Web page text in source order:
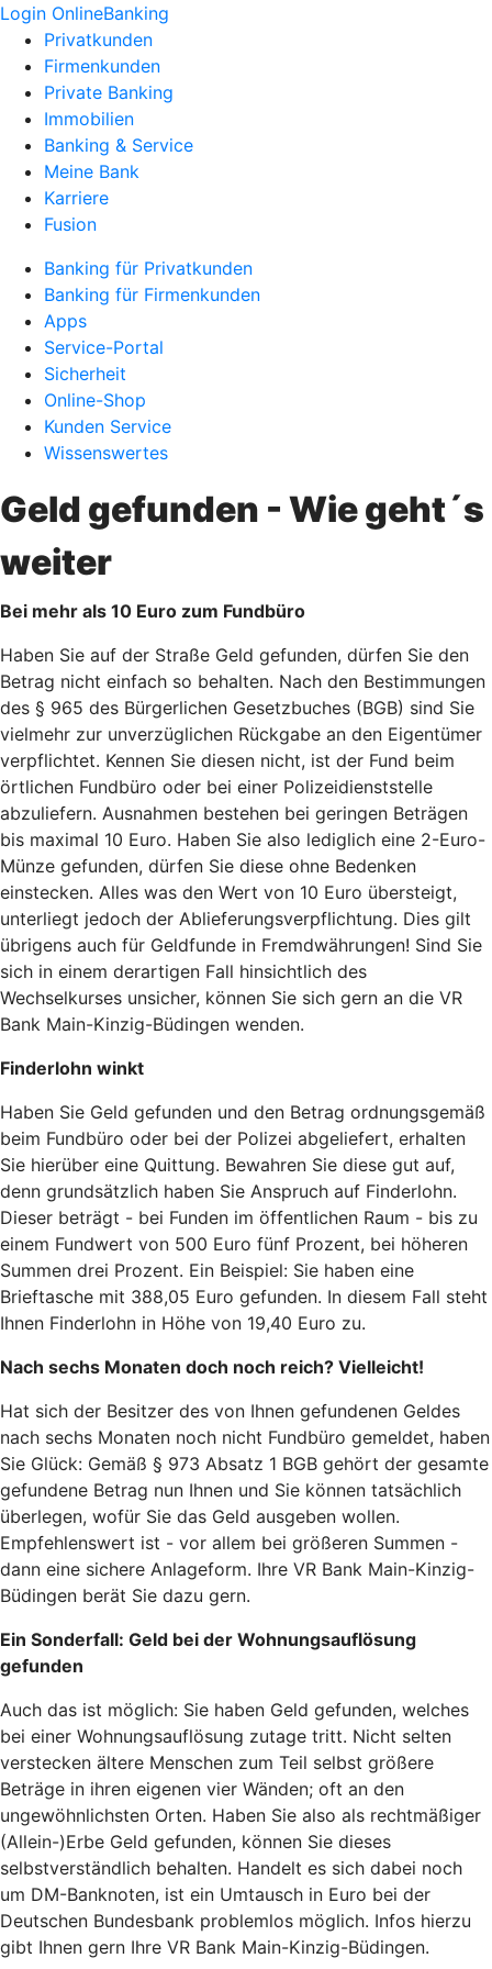
Login OnlineBanking
Privatkunden
Firmenkunden
Private Banking
Immobilien
Banking & Service
Meine Bank
Karriere
Fusion
Banking für Privatkunden
Banking für Firmenkunden
Apps
Service-Portal
Sicherheit
Online-Shop
Kunden Service
Wissenswertes
Geld gefunden - Wie geht´s
weiter
Bei mehr als 10 Euro zum Fundbüro
Haben Sie auf der Straße Geld gefunden, dürfen Sie den
Betrag nicht einfach so behalten. Nach den Bestimmungen
des § 965 des Bürgerlichen Gesetzbuches (BGB) sind Sie
vielmehr zur unverzüglichen Rückgabe an den Eigentümer
verpflichtet. Kennen Sie diesen nicht, ist der Fund beim
örtlichen Fundbüro oder bei einer Polizeidienststelle
abzuliefern. Ausnahmen bestehen bei geringen Beträgen
bis maximal 10 Euro. Haben Sie also lediglich eine 2-Euro-
Münze gefunden, dürfen Sie diese ohne Bedenken
einstecken. Alles was den Wert von 10 Euro übersteigt,
unterliegt jedoch der Ablieferungsverpflichtung. Dies gilt
übrigens auch für Geldfunde in Fremdwährungen! Sind Sie
sich in einem derartigen Fall hinsichtlich des
Wechselkurses unsicher, können Sie sich gern an die VR
Bank Main-Kinzig-Büdingen wenden.
Finderlohn winkt
Haben Sie Geld gefunden und den Betrag ordnungsgemäß
beim Fundbüro oder bei der Polizei abgeliefert, erhalten
Sie hierüber eine Quittung. Bewahren Sie diese gut auf,
denn grundsätzlich haben Sie Anspruch auf Finderlohn.
Dieser beträgt - bei Funden im öffentlichen Raum - bis zu
einem Fundwert von 500 Euro fünf Prozent, bei höheren
Summen drei Prozent. Ein Beispiel: Sie haben eine
Brieftasche mit 388,05 Euro gefunden. In diesem Fall steht
Ihnen Finderlohn in Höhe von 19,40 Euro zu.
Nach sechs Monaten doch noch reich? Vielleicht!
Hat sich der Besitzer des von Ihnen gefundenen Geldes
nach sechs Monaten noch nicht Fundbüro gemeldet, haben
Sie Glück: Gemäß § 973 Absatz 1 BGB gehört der gesamte
gefundene Betrag nun Ihnen und Sie können tatsächlich
überlegen, wofür Sie das Geld ausgeben wollen.
Empfehlenswert ist - vor allem bei größeren Summen -
dann eine sichere Anlageform. Ihre VR Bank Main-Kinzig-
Büdingen berät Sie dazu gern.
Ein Sonderfall: Geld bei der Wohnungsauflösung
gefunden
Auch das ist möglich: Sie haben Geld gefunden, welches
bei einer Wohnungsauflösung zutage tritt. Nicht selten
verstecken ältere Menschen zum Teil selbst größere
Beträge in ihren eigenen vier Wänden; oft an den
ungewöhnlichsten Orten. Haben Sie also als rechtmäßiger
(Allein-)Erbe Geld gefunden, können Sie dieses
selbstverständlich behalten. Handelt es sich dabei noch
um DM-Banknoten, ist ein Umtausch in Euro bei der
Deutschen Bundesbank problemlos möglich. Infos hierzu
gibt Ihnen gern Ihre VR Bank Main-Kinzig-Büdingen.